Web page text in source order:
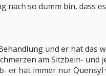
nach so dumm bin, dass
und er hat das
am Sitzbein-
er hat immer nur